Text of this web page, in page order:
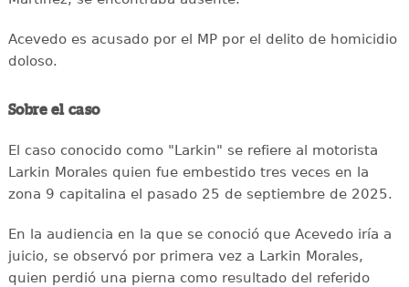
Acevedo es acusado por el MP por el delito de homicidio
doloso.
Sobre el caso
El caso conocido como "Larkin" se refiere al motorista
Larkin Morales quien fue embestido tres veces en la
zona 9 capitalina el pasado 25 de septiembre de 2025.
En la audiencia en la que se conoció que Acevedo iría a
juicio, se observó por primera vez a Larkin Morales,
quien perdió una pierna como resultado del referido